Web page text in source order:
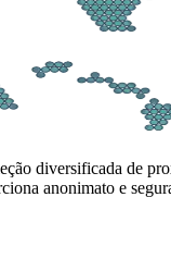
diversificada de
anonimato e